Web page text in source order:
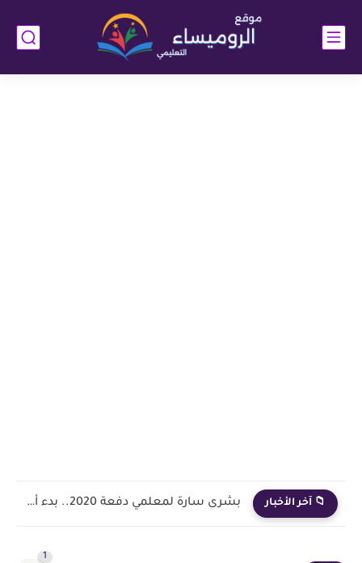
📁 آخر الأخبار بشرى سارة لمعلمي دفعة 2020.. بدء أول خطوة رسمية في...
1